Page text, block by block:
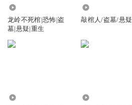
龙岭不死棺|恐怖|盗
墓|悬疑|重生
敲棺人/盗墓/悬疑